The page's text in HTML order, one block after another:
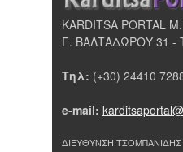
KARDITSA PORTAL
Γ. ΒΑΛΤΑΔΩΡΟΥ 31 -
Τηλ: (+30) 24410
e-mail:
ΔΙΕΥΘΥΝΣΗ